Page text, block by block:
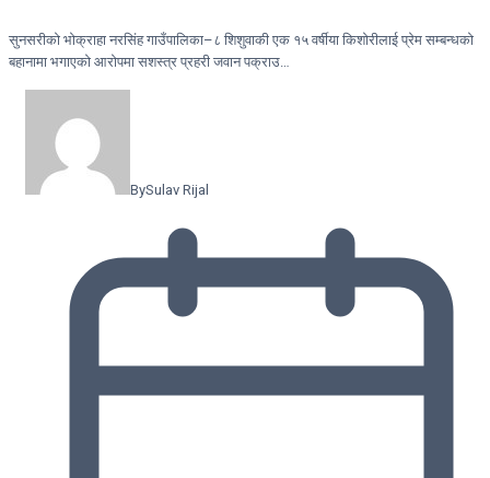
सुनसरीको भोक्राहा नरसिंह गाउँपालिका–८ शिशुवाकी एक १५ वर्षीया किशोरीलाई प्रेम सम्बन्धको
बहानामा भगाएको आरोपमा सशस्त्र प्रहरी जवान पक्राउ…
BySulav Rijal